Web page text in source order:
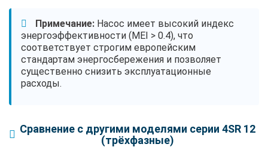
Примечание: Насос имеет высокий индекс
энергоэффективности (MEI > 0.4), что
соответствует строгим европейским
стандартам энергосбережения и позволяет
существенно снизить эксплуатационные
расходы.
Сравнение с другими моделями серии 4SR 12
(трёхфазные)